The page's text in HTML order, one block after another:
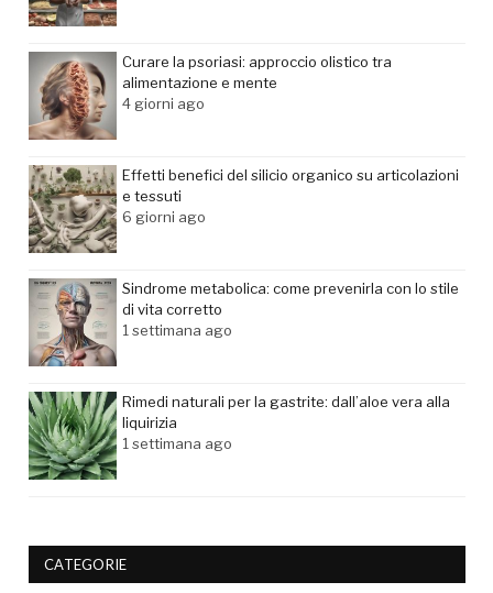
Curare la psoriasi: approccio olistico tra
alimentazione e mente
4 giorni ago
Effetti benefici del silicio organico su articolazioni
e tessuti
6 giorni ago
Sindrome metabolica: come prevenirla con lo stile
di vita corretto
1 settimana ago
Rimedi naturali per la gastrite: dall’aloe vera alla
liquirizia
1 settimana ago
CATEGORIE